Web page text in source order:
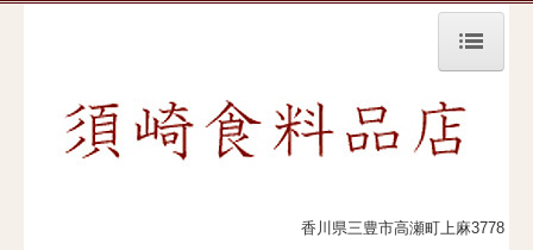
メニュー
香川県三豊市高瀬町上麻3778